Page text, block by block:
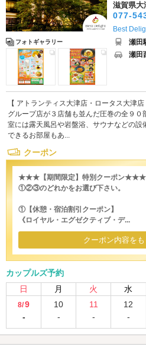
フォトギャラリー
滋賀県大
077-
Best
瀬田
瀬田
【 アトランティス大津店・ロータス大津
グループ店が３店舗も並んだ圧巻の全９
室には露天風呂や岩盤浴、サウナなどの
できるお部屋もあ...
クーポン
★★★【期間限定】特別クーポン★★★
①②③のどれかをお選び下さい。
①【休憩・宿泊割引クーポン】
《ロイヤル・エグゼクティブ・デ...
クーポン内容を
カップルズ予約
日
月 火 水
8/9
-
10
-
11
-
12
-